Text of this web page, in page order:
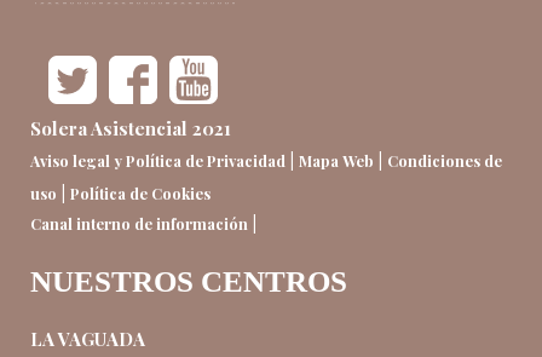
Solera Asistencial 2021
Aviso legal y Política de Privacidad Mapa Web
Condiciones de
uso
Política de Cookies
Canal interno de información
NUESTROS CENTROS
LA VAGUADA